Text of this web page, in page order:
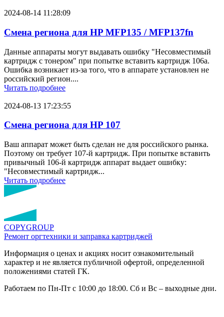
2024-08-14 11:28:09
Смена региона для HP MFP135 / MFP137fn
Данные аппараты могут выдавать ошибку "Несовместимый
картридж с тонером" при попытке вставить картридж 106a.
Ошибка возникает из-за того, что в аппарате установлен не
российский регион....
Читать подробнее
2024-08-13 17:23:55
Смена региона для HP 107
Ваш аппарат может быть сделан не для российского рынка.
Поэтому он требует 107-й картридж. При попытке вставить
привычный 106-й картридж аппарат выдает ошибку:
"Несовместимый картридж...
Читать подробнее
COPYGROUP
Ремонт оргтехники и заправка картриджей
Информация о ценах и акциях носит ознакомительный
характер и не является публичной офертой, определенной
положениями статей ГК.
Работаем по Пн-Пт с 10:00 до 18:00. Сб и Вс – выходные дни.